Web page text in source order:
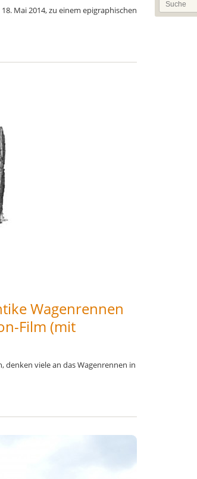
Mai 2014, zu einem epigraphischen
Wagenrennen
Film (mit
denken viele an das Wagenrennen in